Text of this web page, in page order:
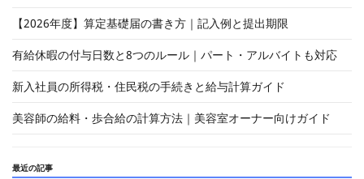
【2026年度】算定基礎届の書き方｜記入例と提出期限
有給休暇の付与日数と8つのルール｜パート・アルバイトも対応
新入社員の所得税・住民税の手続きと給与計算ガイド
美容師の給料・歩合給の計算方法｜美容室オーナー向けガイド
最近の記事